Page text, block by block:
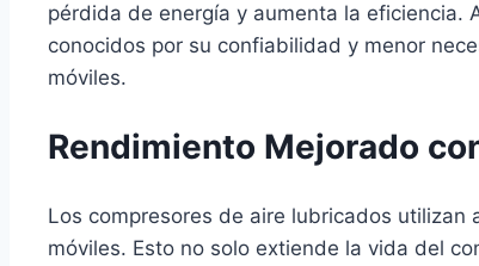
pérdida de energía y aumenta la eficiencia.
conocidos por su confiabilidad y menor
móviles.
Rendimiento Mejorado
Los compresores de aire lubricados
móviles. Esto no solo extiende la vida del